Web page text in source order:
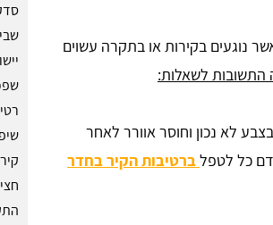
נוגעים בקירות או בתקרה עשוים
התשובות לשאלות:
לא נכון וחוסר אוורר לאחר
כל לטפלברטיבות הקיר בחדר